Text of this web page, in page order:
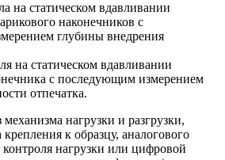
на статическом вдавливании
наконечников с
глубины внедрения
на статическом вдавливании
с последующим измерением
отпечатка.
нагрузки и разгрузки,
к образцу, аналогового
контроля нагрузки или цифровой